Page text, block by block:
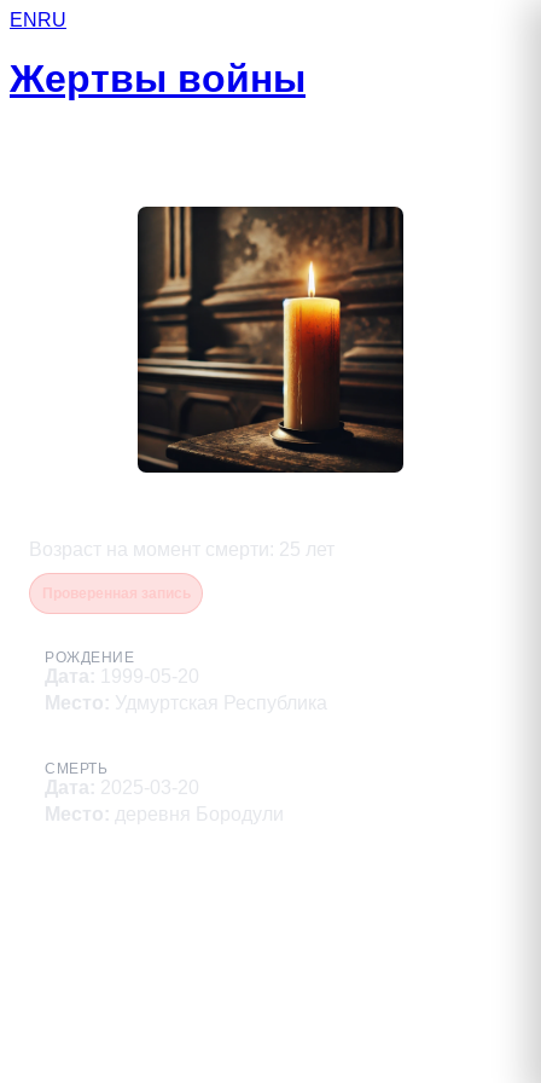
EN RU
Жертвы войны
Возраст на момент смерти : 25 лет
РОЖДЕНИЕ
Дата: 1999-05-20
Место: Удмуртская Республика
СМЕРТЬ
Дата: 2025-03-20
Место: деревня Бородули